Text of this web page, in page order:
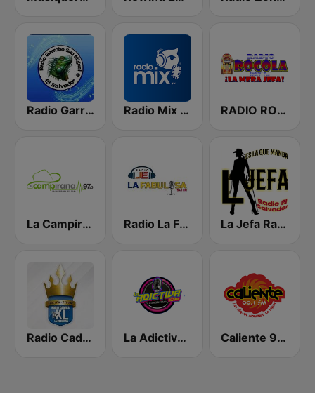
Radio Garrobo El Salvador Radio Mix El Salvador RADIO ROCOLA 103.7 FM
La Campirana Metapan Radio La Fabulosa La Jefa Radio El Salvador
Radio Cadena YSKL La Poderosa La Adictiva 93.7 Caliente 90.1 FM